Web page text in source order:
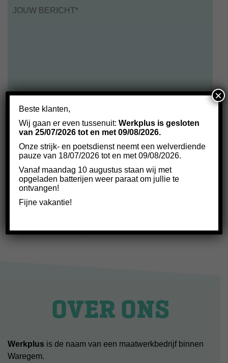
056 61 34 38|INFO@WERKPLUS.BE
OVER ONS
Werkplus is de naam van een maatwerkbedrijf binnen
Waregem.
Beste klanten,
Wij gaan er even tussenuit:Werkplus is gesloten
van 25/07/2026 tot en met 09/08/2026.
Onze strijk- en poetsdienst neemt een welverdiende
pauze van 18/07/2026 tot en met 09/08/2026.
Vanaf maandag 10 augustus staan wij met
opgeladen batterijen weer paraat om jullie te
ontvangen!
Fijne vakantie!
×